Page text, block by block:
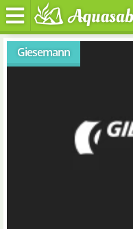
Giesemann